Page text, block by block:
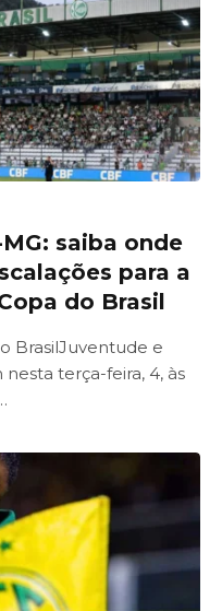
saiba onde
para a
do Brasil
BrasilJuventude e
terça-feira, 4, às